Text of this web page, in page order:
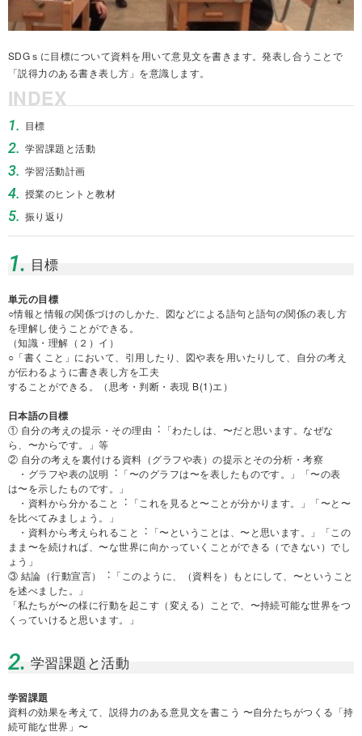
SDGｓに目標について資料を用いて意見文を書きます。発表し合うことで
「説得力のある書き表し方」を意識します。
INDEX
1. 目標
2. 学習課題と活動
3. 学習活動計画
4. 授業のヒントと教材
5. 振り返り
1. 目標
単元の目標
○情報と情報の関係づけのしかた、図などによる語句と語句の関係の表し⽅
を理解し使うことができる。
（知識・理解（２）イ）
○「書くこと」において、引⽤したり、図や表を⽤いたりして、⾃分の考え
が伝わるように書き表し⽅を⼯夫
することができる。（思考・判断・表現 B(1)エ）
日本語の目標
① ⾃分の考えの提⽰・その理由︓「わたしは、〜だと思います。なぜな
ら、〜からです。」等
② ⾃分の考えを裏付ける資料（グラフや表）の提⽰とその分析・考察
・グラフや表の説明︓「〜のグラフは〜を表したものです。」「〜の表
は〜を⽰したものです。」
・資料から分かること︓「これを⾒ると〜ことが分かります。」「〜と〜
を⽐べてみましょう。」
・資料から考えられること︓「〜ということは、〜と思います。」「この
まま〜を続ければ、〜な世界に向かっていくことができる（できない）でし
ょう」
③ 結論（⾏動宣⾔）︓「このように、（資料を）もとにして、〜ということ
を述べました。」
「私たちが〜の様に⾏動を起こす（変える）ことで、〜持続可能な世界をつ
くっていけると思います。」
2. 学習課題と活動
学習課題
資料の効果を考えて、説得⼒のある意⾒⽂を書こう 〜⾃分たちがつくる「持
続可能な世界」〜